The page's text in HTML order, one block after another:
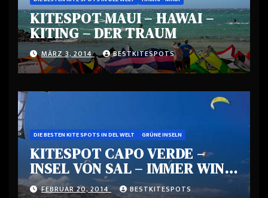
KITESPOT MAUI – HAWAI –
KITING – DER TRAUM
MÄRZ 3, 2014 BESTKITESPOTS
DIE BESTEN KITE SPOTS IN DEL WELT GRÜNE INSELN
KITESPOT CAPO VERDE –
INSEL VON SAL – IMMER WIND
– EIN PARADIES
FEBRUAR 20, 2014 BESTKITESPOTS